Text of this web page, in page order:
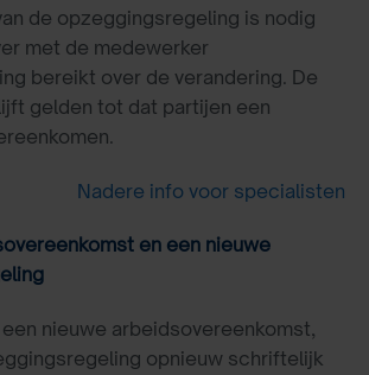
de opzeggingsregeling is nodig
met de medewerker
bereikt over de verandering. De
gelden tot dat partijen een
Nadere info voor specialisten
en een nieuwe
nieuwe arbeidsovereenkomst,
opnieuw schriftelijk